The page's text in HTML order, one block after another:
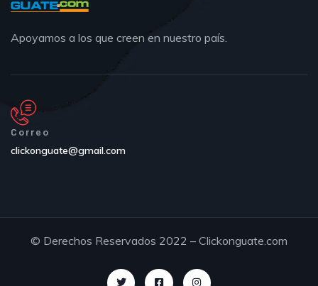
Apoyamos a los que creen en nuestro país.
Correo
clickonguate@gmail.com
© Derechos Reservados 2022 – Clickonguate.com